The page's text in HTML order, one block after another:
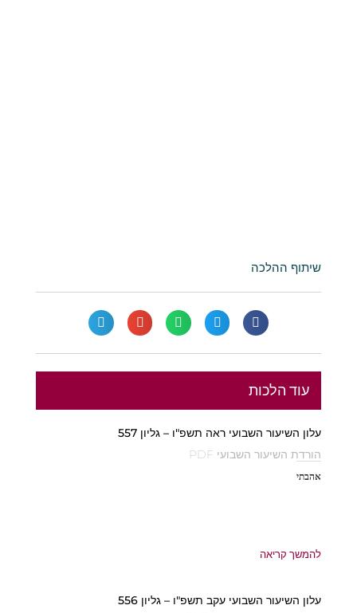
שיתוף ההלכה
עוד הלכות
עלון השיעור השבועי ראה תשפ"ו – גליון 557
הורדת השיעור השבועי PDF
אהבתי
להמשך קריאה
עלון השיעור השבועי עקב תשפ"ו – גליון 556